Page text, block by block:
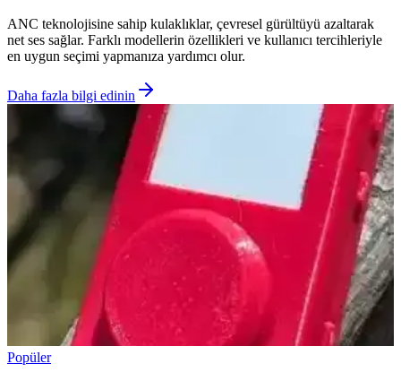
ANC teknolojisine sahip kulaklıklar, çevresel gürültüyü azaltarak
net ses sağlar. Farklı modellerin özellikleri ve kullanıcı tercihleriyle
en uygun seçimi yapmanıza yardımcı olur.
Daha fazla bilgi edinin
Popüler